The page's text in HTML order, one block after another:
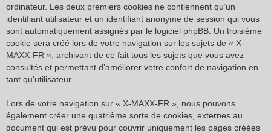
ordinateur. Les deux premiers cookies ne contiennent qu’un
identifiant utilisateur et un identifiant anonyme de session qui vous
sont automatiquement assignés par le logiciel phpBB. Un troisième
cookie sera créé lors de votre navigation sur les sujets de « X-
MAXX-FR », archivant de ce fait tous les sujets que vous avez
consultés et permettant d’améliorer votre confort de navigation en
tant qu’utilisateur.
Lors de votre navigation sur « X-MAXX-FR », nous pouvons
également créer une quatrième sorte de cookies, externes au
document qui est prévu pour couvrir uniquement les pages créées